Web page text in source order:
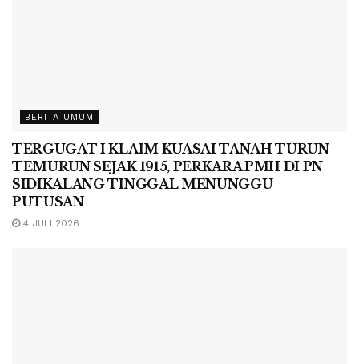
BERITA UMUM
TERGUGAT I KLAIM KUASAI TANAH TURUN-
TEMURUN SEJAK 1915, PERKARA PMH DI PN
SIDIKALANG TINGGAL MENUNGGU
PUTUSAN
4 JULI 2026